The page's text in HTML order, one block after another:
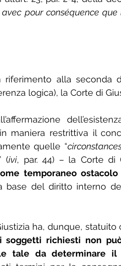
pour conséquence
riferimento alla seconda
logica), la Corte di
maniera restrittiva il
quelle “
(ivi, par. 44) – la Corte di
temporaneo
base del diritto interno
ha, dunque, statuito
soggetti richiesti non
tale da determinare il